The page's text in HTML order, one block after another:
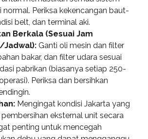
normal. Periksa kekencangan baut-
belt, dan terminal aki.
Berkala (Sesuai Jam
Jadwal): Ganti oli mesin dan filter
bakar, dan filter udara sesuai
pabrikan (biasanya setiap 250-
Periksa dan bersihkan
Mengingat kondisi Jakarta yang
eksternal unit secara
penting untuk mencegah